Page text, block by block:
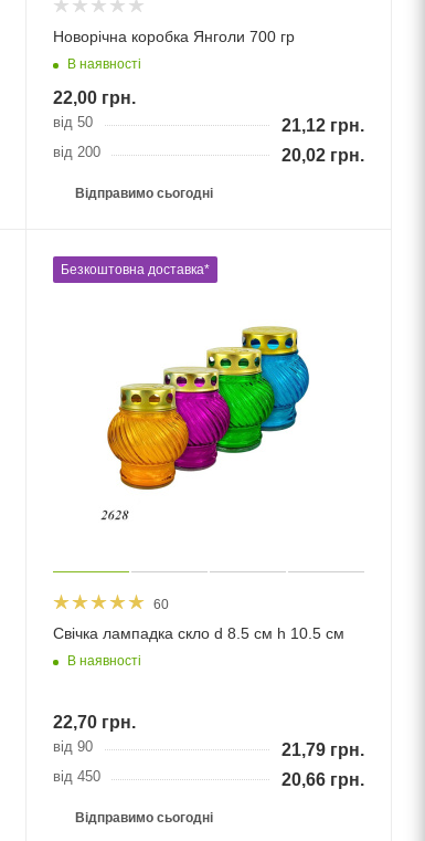
Новорічна коробка Янголи 700 гр
В наявності
22,00грн.
від 50 21,12грн.
від 200 20,02грн.
Відправимо сьогодні
Безкоштовна доставка*
60
Свічка лампадка скло d 8.5 см h 10.5 см
В наявності
22,70грн.
від 90 21,79грн.
від 450 20,66грн.
Відправимо сьогодні